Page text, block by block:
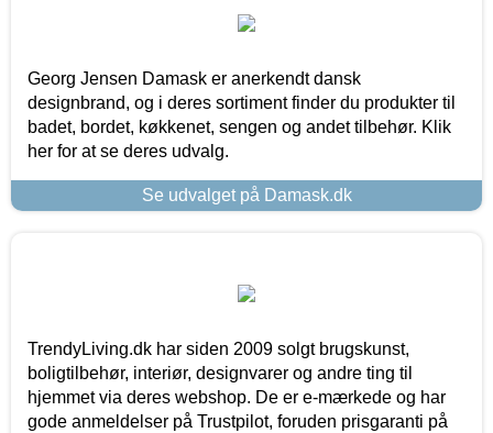
Georg Jensen Damask er anerkendt dansk
designbrand, og i deres sortiment finder du produkter til
badet, bordet, køkkenet, sengen og andet tilbehør. Klik
her for at se deres udvalg.
Se udvalget på Damask.dk
TrendyLiving.dk har siden 2009 solgt brugskunst,
boligtilbehør, interiør, designvarer og andre ting til
hjemmet via deres webshop. De er e-mærkede og har
gode anmeldelser på Trustpilot, foruden prisgaranti på